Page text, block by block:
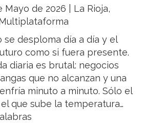
Mayo de 2026 | La Rioja,
se desploma día a día y el
como si fuera presente.
diaria es brutal: negocios
que no alcanzan y una
minuto a minuto. Sólo el
que sube la temperatura…